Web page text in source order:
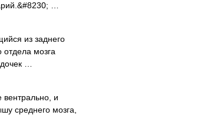
…
из заднего
отдела мозга
…
и
среднего мозга,